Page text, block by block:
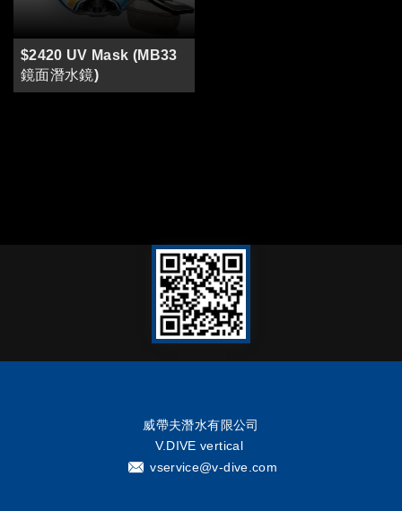
$2420 UV Mask (MB33
鏡面潛水鏡)
威帶夫潛水有限公司
V.DIVE vertical
vservice@v-dive.com